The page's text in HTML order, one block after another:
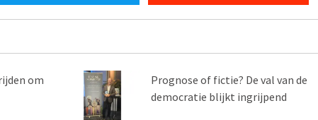
om
Prognose of fictie? De val van de
democratie blijkt ingrijpend